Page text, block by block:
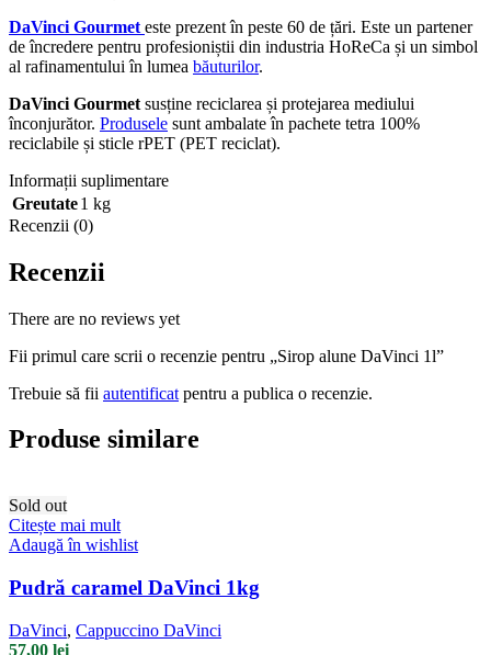
DaVinci Gourmet este prezent în peste 60 de țări. Este un partener
de încredere pentru profesioniștii din industria HoReCa și un simbol
al rafinamentului în lumea băuturilor.
DaVinci Gourmet susține reciclarea și protejarea mediului
înconjurător. Produsele sunt ambalate în pachete tetra 100%
reciclabile și sticle rPET (PET reciclat).
Informații suplimentare
Greutate1 kg
Recenzii (0)
Recenzii
There are no reviews yet
Fii primul care scrii o recenzie pentru „Sirop alune DaVinci 1l”
Trebuie să fii autentificat pentru a publica o recenzie.
Produse similare
Sold out
Citește mai mult
Adaugă în wishlist
Pudră caramel DaVinci 1kg
DaVinci, Cappuccino DaVinci
57,00 lei